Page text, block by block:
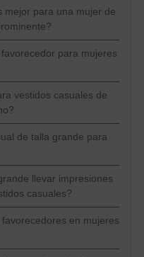
mejor para una mujer de
para mujeres
vestidos casuales de
de talla grande para
llevar impresiones
casuales?
en mujeres